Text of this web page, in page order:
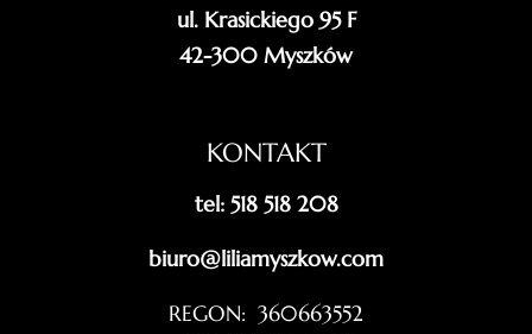
ul. Krasickiego 95 F
42-300 Myszków
KONTAKT
tel: 518 518 208
biuro@liliamyszkow.com
REGON: 360663552